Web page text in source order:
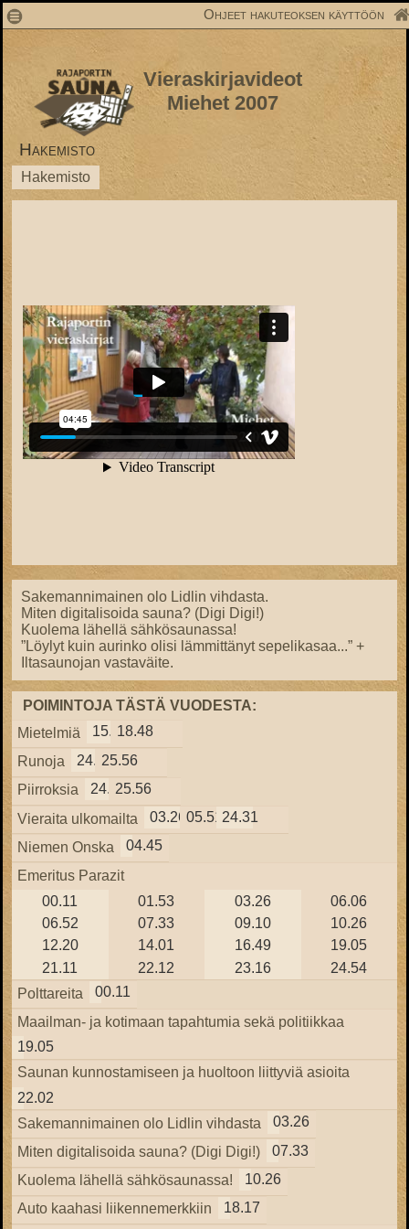
1 Ohjeet hakuteoksen käyttöön
Vieraskirjavideot
Miehet 2007
Hakemisto
Hakemisto
Sakemannimainen olo Lidlin vihdasta.
Miten digitalisoida sauna? (Digi Digi!)
Kuolema lähellä sähkösaunassa!
”Löylyt kuin aurinko olisi lämmittänyt sepelikasaa...” +
Iltasaunojan vastaväite.
POIMINTOJA TÄSTÄ VUODESTA:
Mietelmiä
15.5718.48
Runoja
24.3825.56
Piirroksia
24.3825.56
Vieraita ulkomailta
03.2605.51 24.31
Niemen Onska
04.45
Emeritus Parazit
00.11
01.53 03.26
06.06
06.52
07.33 09.10
10.26
12.20
14.01 16.49
19.05
21.11
22.12 23.16
24.54
Polttareita
00.11
Maailman- ja kotimaan tapahtumia sekä politiikkaa
19.05
Saunan kunnostamiseen ja huoltoon liittyviä asioita
22.02
Sakemannimainen olo Lidlin vihdasta
03.26
Miten digitalisoida sauna? (Digi Digi!)
07.33
Kuolema lähellä sähkösaunassa!
10.26
Auto kaahasi liikennemerkkiin
18.17